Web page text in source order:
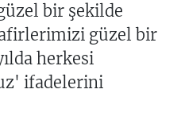
bir şekilde
güzel bir
herkesi
ifadelerini